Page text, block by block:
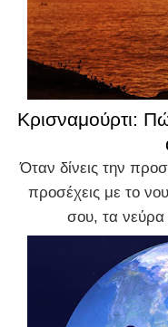
Κρισναμούρτι:
Όταν δίνεις την
προσέχεις με το
σου, τα